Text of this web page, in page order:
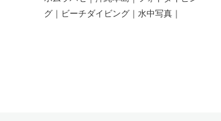
グ｜ビーチダイビング｜水中写真｜